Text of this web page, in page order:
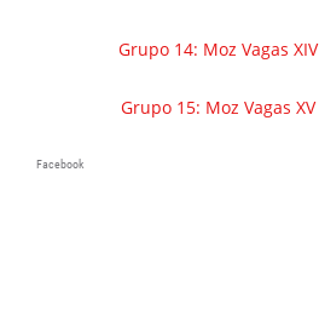
Grupo 14: Moz Vagas XIV
Grupo 15: Moz Vagas XV
Facebook